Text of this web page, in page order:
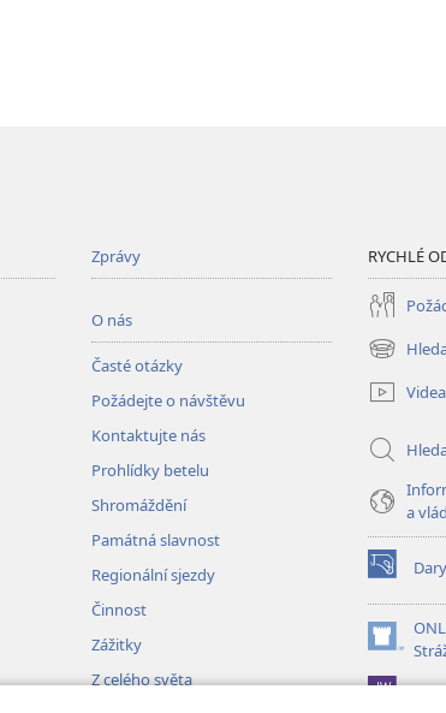
Zprávy
O nás
Časté otázky
Požádejte o návštěvu
Kontaktujte nás
Prohlídky betelu
Shromáždění
Památná slavnost
Regionální sjezdy
Činnost
Zážitky
Z celého světa
RYCHLÉ
(otevřeno
nové
okno)
Videa
a
Dary
(otevřeno
nové
okno)
(otevřeno
nové